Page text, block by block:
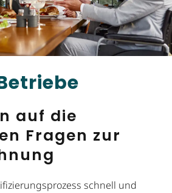
auf die
Fragen zur
schnell und